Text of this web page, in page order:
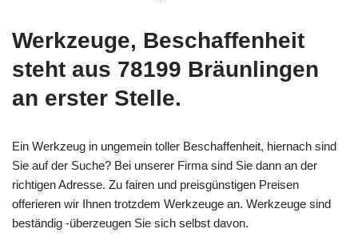
Werkzeuge, Beschaffenheit
steht aus 78199 Bräunlingen
an erster Stelle.
Ein Werkzeug in ungemein toller Beschaffenheit, hiernach sind
Sie auf der Suche? Bei unserer Firma sind Sie dann an der
richtigen Adresse. Zu fairen und preisgünstigen Preisen
offerieren wir Ihnen trotzdem Werkzeuge an. Werkzeuge sind
beständig -überzeugen Sie sich selbst davon.